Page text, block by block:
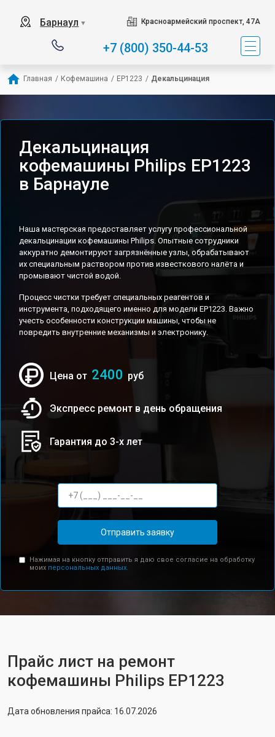
Барнаул ▼ Красноармейский проспект, 47А
+7 (800) 350-44-53
Главная / Кофемашина / EP1223 / Декальцинация
Декальцинация
кофемашины Philips EP1223
в Барнауле
Наша мастерская предоставляет услугу профессиональной
декальцинации кофемашины Philips. Опытные сотрудники
аккуратно демонтируют загрязнённые узлы, обрабатывают
их специальным раствором против известкового налёта и
промывают чистой водой.
Процесс чистки требует специальных реагентов и
инструмента, подходящего именно для модели EP1223. Важно
учесть особенности конструкции машины, чтобы не
повредить внутренние механизмы и электронику.
Цена от 2400 руб
Экспресс ремонт в день обращения
Гарантия до 3-х лет
Отправить заявку
Нажимая на кнопку отправить я даю свое согласие на обработку
моих персональных данных.
Прайс лист на ремонт
кофемашины Philips EP1223
Дата обновления прайса: 16.07.2026